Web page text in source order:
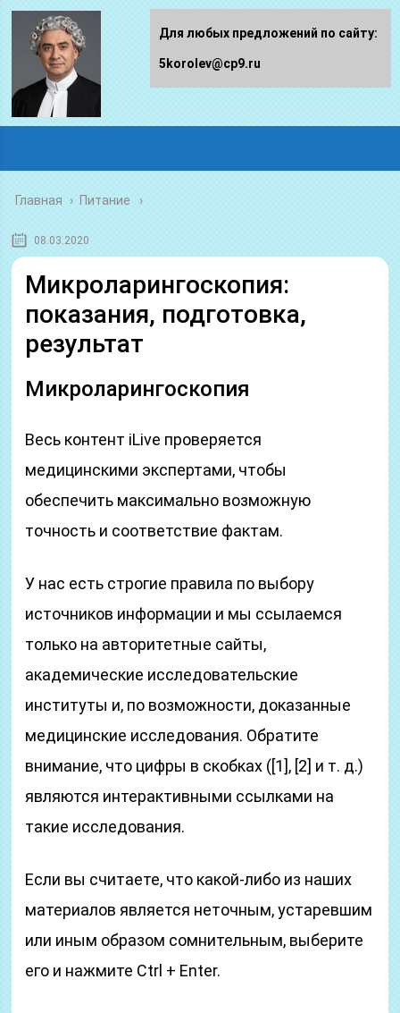
Главная › Питание
08.03.2020
Микроларингоскопия:
показания, подготовка,
результат
Микроларингоскопия
Весь контент iLive проверяется
медицинскими экспертами, чтобы
обеспечить максимально возможную
точность и соответствие фактам.
У нас есть строгие правила по выбору
источников информации и мы ссылаемся
только на авторитетные сайты,
академические исследовательские
институты и, по возможности, доказанные
медицинские исследования. Обратите
внимание, что цифры в скобках ([1], [2] и т. д.)
являются интерактивными ссылками на
такие исследования.
Если вы считаете, что какой-либо из наших
материалов является неточным, устаревшим
или иным образом сомнительным, выберите
его и нажмите Ctrl + Enter.
Для любых предложений по сайту:
5korolev@cp9.ru